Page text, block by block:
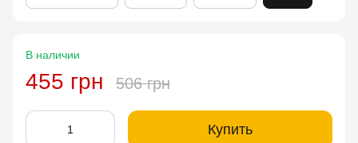
В наличии
455 грн 506 грн
Купить